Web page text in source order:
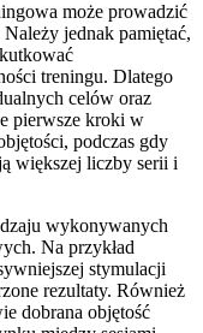
może prowadzić
jednak pamiętać,
treningu. Dlatego
celów oraz
pierwsze kroki w
podczas gdy
większej liczby serii i
wykonywanych
Na przykład
stymulacji
rezultaty. Również
dobrana objętość